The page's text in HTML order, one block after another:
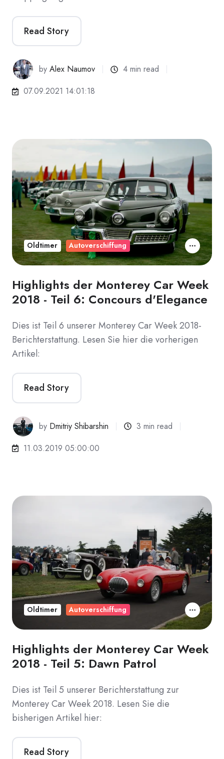
Read Story
byAlex Naumov
4 min read
07.09.2021 14:01:18
Highlights der Monterey Car Week
2018 - Teil 6: Concours d'Elegance
Dies ist Teil 6 unserer Monterey Car Week 2018-
Berichterstattung. Lesen Sie hier die vorherigen
Artikel:
Read Story
by Dmitriy Shibarshin
3 min read
11.03.2019 05:00:00
Oldtimer Autoverschiffung
Highlights der Monterey Car Week
2018 - Teil 5: Dawn Patrol
Dies ist Teil 5 unserer Berichterstattung zur
Monterey Car Week 2018. Lesen Sie die
bisherigen Artikel hier:
Read Story
Oldtimer Autoverschiffung